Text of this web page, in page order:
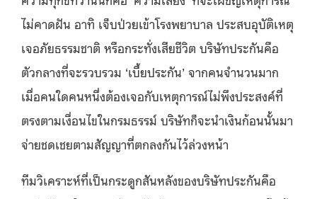
ไม่คาดฝัน อาทิ เจ็บป่วยเข้าโรงพยาบาล ประสบอุบัติเหตุ
เจอภัยธรรมชาติ หรือกระทั่งเสียชีวิต บริษัทประกันคือ
ตัวกลางที่จะรวบรวม ‘เบี้ยประกัน’ จากคนจำนวนมาก
เมื่อคนใดคนหนึ่งต้องเจอกับเหตุการณ์ไม่พึงประสงค์ที่
ตรงตามเงื่อนไขในกรมธรรม์ บริษัทก็จะนำเงินก้อนนั้นมา
จ่ายชดเชยตามสัญญาที่ตกลงกันไว้ล่วงหน้า
ทีมวิเคราะห์ที่เป็นกระดูกสันหลังของบริษัทประกันคือ